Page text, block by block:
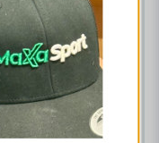
€ 22,37 € 18,78
OSTA NYT